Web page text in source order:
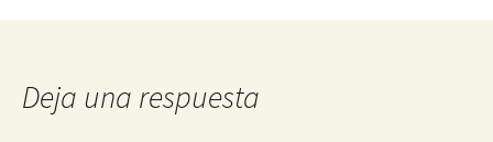
entradas
Deja una respuesta